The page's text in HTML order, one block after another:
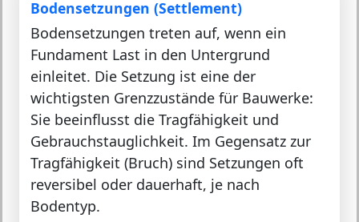
Bodensetzungen (Settlement)
Bodensetzungen treten auf, wenn ein
Fundament Last in den Untergrund
einleitet. Die Setzung ist eine der
wichtigsten Grenzzustände für Bauwerke:
Sie beeinflusst die Tragfähigkeit und
Gebrauchstauglichkeit. Im Gegensatz zur
Tragfähigkeit (Bruch) sind Setzungen oft
reversibel oder dauerhaft, je nach
Bodentyp.